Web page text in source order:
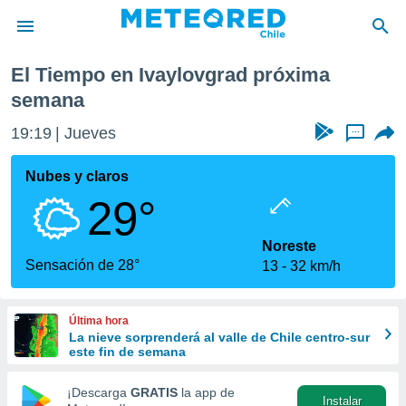
de
para
la
calidad.
a este
forma
digital
El Tiempo en Ivaylovgrad próxima
semana
19:19 Jueves ...
Nubes y claros
29°
Sensación de 28°
Noreste
13
32 km/h
Última hora
La nieve sorprenderá al valle de Chile centro-sur
este fin de semana
¡Descarga GRATIS la app de
Instalar